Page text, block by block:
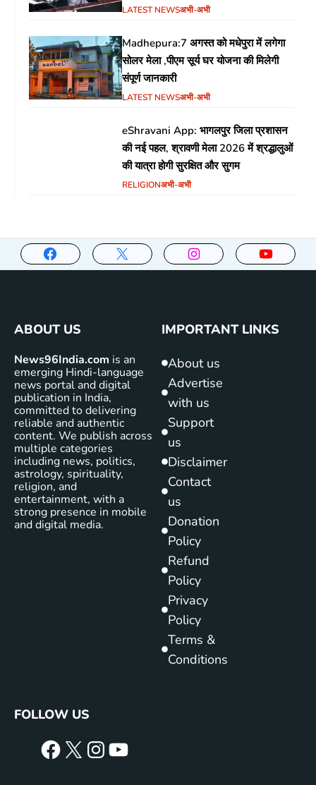
आयोजन
LATEST NEWSअभी-अभी
Madhepura:7 अगस्त को मधेपुरा में लगेगा
सोलर मेला ,पीएम सूर्य घर योजना की मिलेगी
संपूर्ण जानकारी
LATEST NEWSअभी-अभी
eShravani App: भागलपुर जिला प्रशासन
की नई पहल, श्रावणी मेला 2026 में श्रद्धालुओं
की यात्रा होगी सुरक्षित और सुगम
RELIGIONअभी-अभी
ABOUT US
News96India.com is an
emerging Hindi-language
news portal and digital
publication in India,
committed to delivering
reliable and authentic
content. We publish across
multiple categories
including news, politics,
astrology, spirituality,
religion, and
entertainment, with a
strong presence in mobile
and digital media.
IMPORTANT LINKS
About us
Advertise
with us
Support
us
Disclaimer
Contact
us
Donation
Policy
Refund
Policy
Privacy
Policy
Terms &
Conditions
FOLLOW US